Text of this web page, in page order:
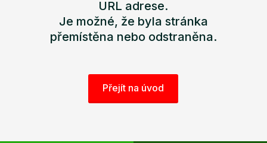
URL adrese.
Je možné, že byla stránka
přemístěna nebo odstraněna.
Přejít na úvod